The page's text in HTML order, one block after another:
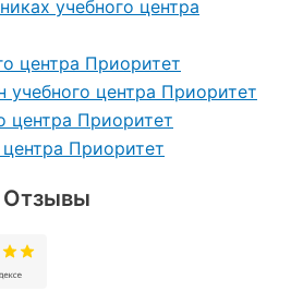
Отзывы